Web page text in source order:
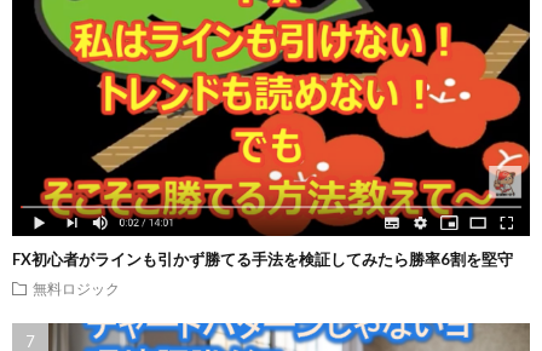
FX初心者がラインも引かず勝てる手法を検証してみたら勝率6割を堅守
無料ロジック